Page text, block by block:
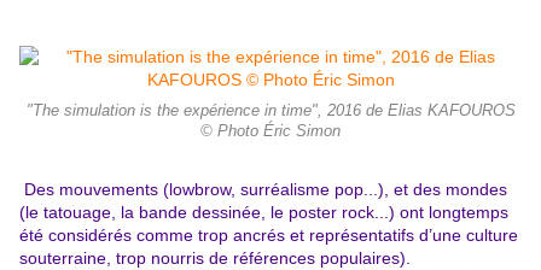
"The simulation is the expérience in time", 2016 de Elias KAFOUROS
© Photo Éric Simon
Des mouvements (lowbrow, surréalisme pop...), et des mondes
(le tatouage, la bande dessinée, le poster rock...) ont longtemps
été considérés comme trop ancrés et représentatifs d’une culture
souterraine, trop nourris de références populaires).